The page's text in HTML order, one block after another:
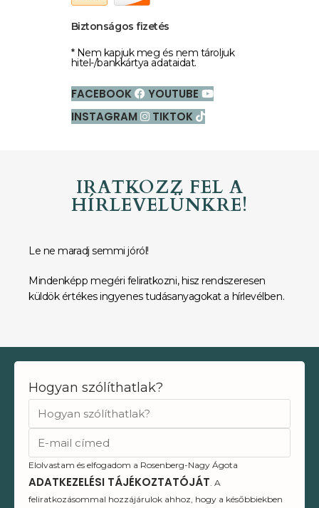
Biztonságos fizetés
* Nem kapjuk meg és nem tároljuk
hitel-/bankkártya adataidat.
FACEBOOK
YOUTUBE
INSTAGRAM
TIKTOK
IRATKOZZ FEL A
HÍRLEVELÜNKRE!
Le ne maradj semmi jóról!
Mindenképp megéri feliratkozni, hisz rendszeresen
küldök értékes ingyenes tudásanyagokat a hírlevélben.
Hogyan szólíthatlak?
Elolvastam és elfogadom a Rosenberg-Nagy Ágota
ADATKEZELÉSI TÁJÉKOZTATÓJÁT. A
feliratkozásommal hozzájárulok ahhoz, hogy a későbbiekben